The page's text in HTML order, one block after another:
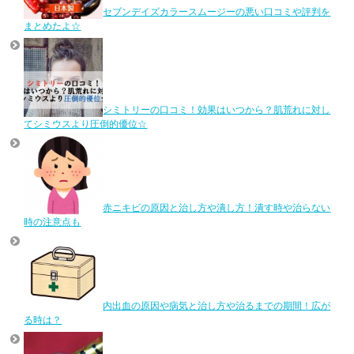
セブンデイズカラースムージーの悪い口コミや評判を
まとめたよ☆
シミトリーの口コミ！効果はいつから？肌荒れに対し
てシミウスより圧倒的優位☆
赤ニキビの原因と治し方や潰し方！潰す時や治らない
時の注意点も
内出血の原因や病気と治し方や治るまでの期間！広が
る時は？